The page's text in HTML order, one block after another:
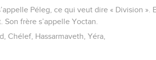
Péleg, ce qui veut dire « Division
frère s’appelle Yoctan.
Chélef, Hassarmaveth, Yéra,